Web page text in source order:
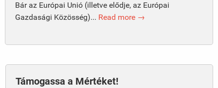
Bár az Európai Unió (illetve elődje, az Európai
Gazdasági Közösség)... Read more →
Támogassa a Mértéket!